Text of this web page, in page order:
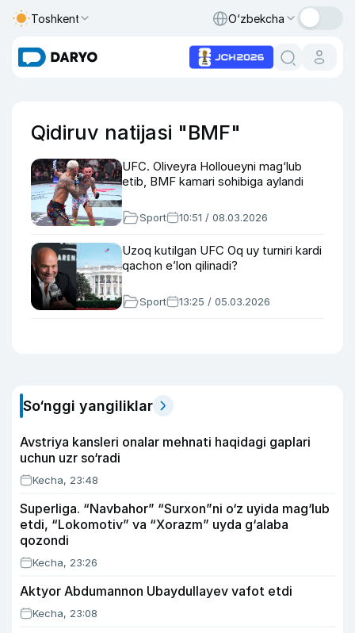
Toshkent O‘zbekcha
Qidiruv natijasi "BMF"
UFC. Oliveyra Holloueyni mag‘lub
etib, BMF kamari sohibiga aylandi
Sport 10:51 / 08.03.2026
Uzoq kutilgan UFC Oq uy turniri kardi
qachon e’lon qilinadi?
Sport 13:25 / 05.03.2026
So‘nggi yangiliklar
Avstriya kansleri onalar mehnati haqidagi gaplari
uchun uzr so‘radi
Kecha, 23:48
Superliga. “Navbahor” “Surxon”ni o‘z uyida mag‘lub
etdi, “Lokomotiv” va “Xorazm” uyda g‘alaba
qozondi
Kecha, 23:26
Aktyor Abdu­mannon Ubaydullayev vafot etdi
Kecha, 23:08